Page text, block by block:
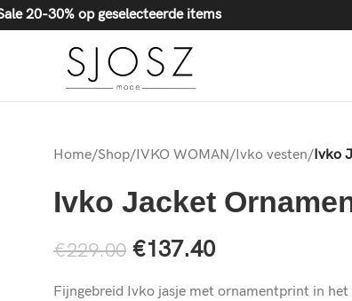
op geselecteerde items
30% op geselecteerde items
Home/Shop/IVKO WOMAN/Ivko vesten/Ivko
Ivko Jacket
€229.00 €137.40
Fijngebreid Ivko jasje met ornamentprint in